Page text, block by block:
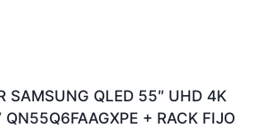
SAMSUNG QLED 55″ UHD 4K
QN55Q6FAAGXPE + RACK FIJO